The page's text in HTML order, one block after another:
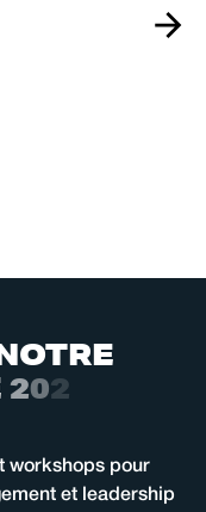
OTRE
202
workshops pour
et leadership